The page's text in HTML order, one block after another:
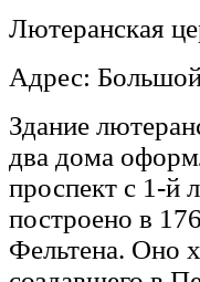
Лютеранская
Адрес:
Здание
два дома
проспект с 1-й
построено в
Фельтена. Оно